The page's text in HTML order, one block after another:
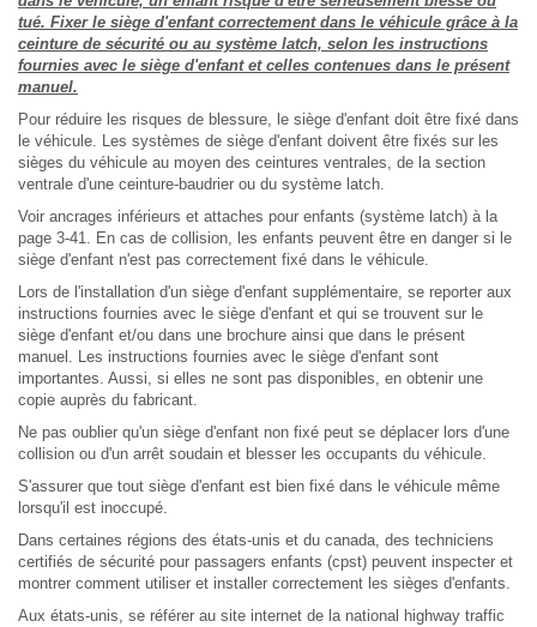
tué. Fixer le siège d'enfant correctement dans le véhicule grâce à la
ceinture de sécurité ou au système latch, selon les instructions
fournies avec le siège d'enfant et celles contenues dans le présent
manuel.
Pour réduire les risques de blessure, le siège d'enfant doit être fixé dans
le véhicule. Les systèmes de siège d'enfant doivent être fixés sur les
sièges du véhicule au moyen des ceintures ventrales, de la section
ventrale d'une ceinture-baudrier ou du système latch.
Voir ancrages inférieurs et attaches pour enfants (système latch) à la
page 3-41. En cas de collision, les enfants peuvent être en danger si le
siège d'enfant n'est pas correctement fixé dans le véhicule.
Lors de l'installation d'un siège d'enfant supplémentaire, se reporter aux
instructions fournies avec le siège d'enfant et qui se trouvent sur le
siège d'enfant et/ou dans une brochure ainsi que dans le présent
manuel. Les instructions fournies avec le siège d'enfant sont
importantes. Aussi, si elles ne sont pas disponibles, en obtenir une
copie auprès du fabricant.
Ne pas oublier qu'un siège d'enfant non fixé peut se déplacer lors d'une
collision ou d'un arrêt soudain et blesser les occupants du véhicule.
S'assurer que tout siège d'enfant est bien fixé dans le véhicule même
lorsqu'il est inoccupé.
Dans certaines régions des états-unis et du canada, des techniciens
certifiés de sécurité pour passagers enfants (cpst) peuvent inspecter et
montrer comment utiliser et installer correctement les sièges d'enfants.
Aux états-unis, se référer au site internet de la national highway traffic